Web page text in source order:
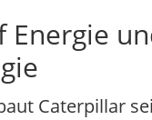
Energie
Caterpillar